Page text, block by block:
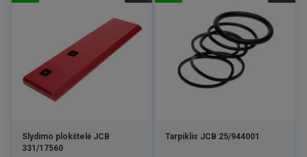
Slydimo plokštelė JCB
331/17560
Tarpiklis JCB 25/944001